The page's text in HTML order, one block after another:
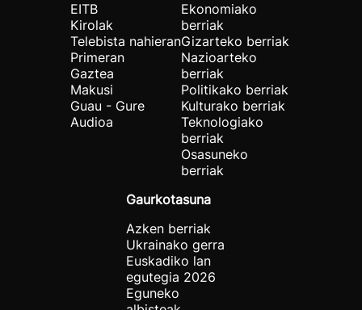
EITB
Kirolak
Telebista nahieran
Primeran
Gaztea
Makusi
Guau - Gure
Audioa
Ekonomiako
berriak
Gizarteko berriak
Nazioarteko
berriak
Politikako berriak
Kulturako berriak
Teknologiako
berriak
Osasuneko
berriak
Gaurkotasuna
Azken berriak
Ukrainako gerra
Euskadiko lan
egutegia 2026
Eguneko